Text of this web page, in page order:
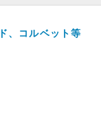
コルベット等